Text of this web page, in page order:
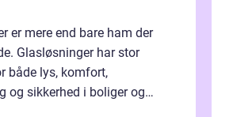
er mere end bare ham der
Glasløsninger har stor
både lys, komfort,
og sikkerhed i boliger og